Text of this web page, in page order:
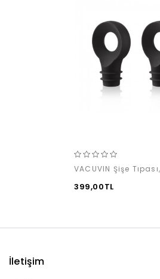
399,00TL
İletişim